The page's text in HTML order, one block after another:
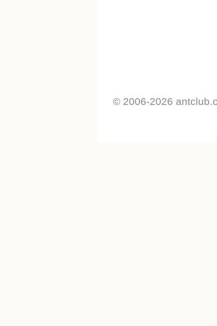
© 2006-2026